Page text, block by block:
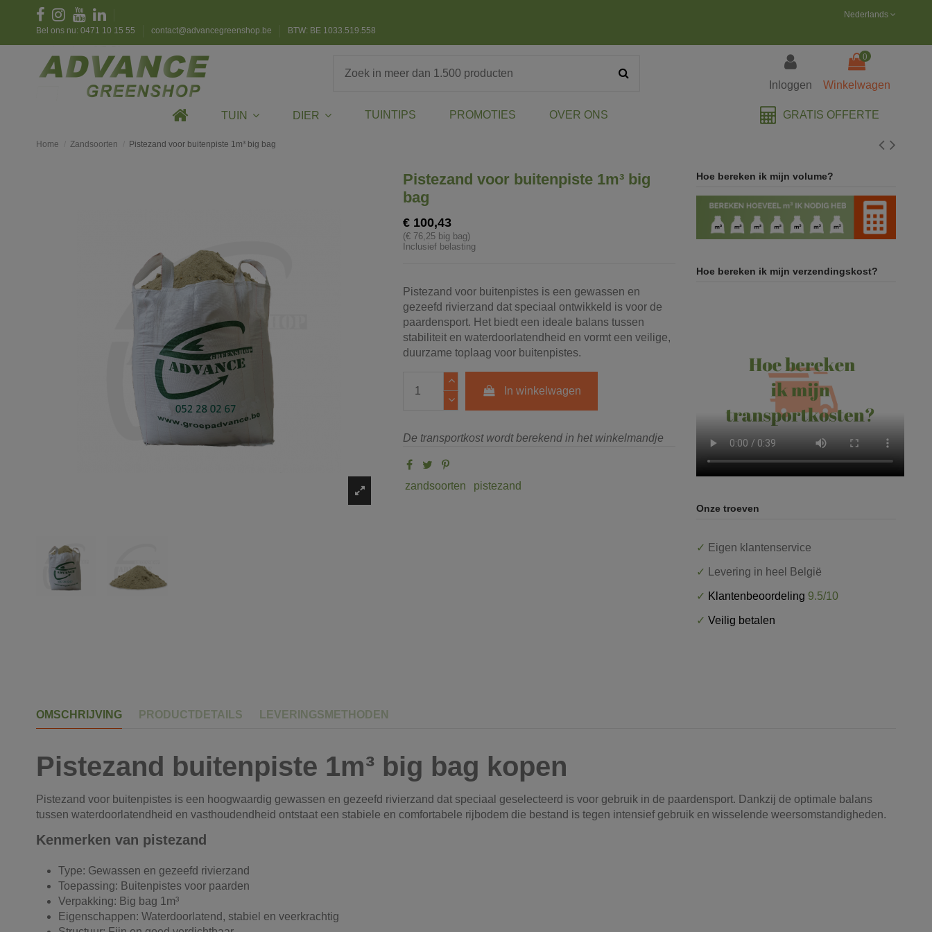
Bel ons nu: 0471 10 15 55 contact@advancegreenshop.be BTW: BE 1033.519.558
Nederlands
Inloggen
0
Winkelwagen
TUIN DIER TUINTIPS PROMOTIES OVER ONS GRATIS OFFERTE
Home Zandsoorten Pistezand voor buitenpiste 1m³ big bag
Pistezand voor buitenpiste 1m³ big
bag
€ 100,43
(€ 76,25 big bag)
Inclusief belasting
Pistezand voor buitenpistes is een gewassen en
gezeefd rivierzand dat speciaal ontwikkeld is voor de
paardensport. Het biedt een ideale balans tussen
stabiliteit en waterdoorlatendheid en vormt een veilige,
duurzame toplaag voor buitenpistes.
In winkelwagen
De transportkost wordt berekend in het winkelmandje
zandsoorten pistezand
Hoe bereken ik mijn volume?
Hoe bereken ik mijn verzendingskost?
Onze troeven
✓ Eigen klantenservice
✓ Levering in heel België
✓ Klantenbeoordeling 9.5/10
✓Veilig betalen
OMSCHRIJVING PRODUCTDETAILS LEVERINGSMETHODEN
Pistezand buitenpiste 1m³ big bag kopen
Pistezand voor buitenpistes is een hoogwaardig gewassen en gezeefd rivierzand dat speciaal geselecteerd is voor gebruik in de paardensport. Dankzij de optimale balans
tussen waterdoorlatendheid en vasthoudendheid ontstaat een stabiele en comfortabele rijbodem die bestand is tegen intensief gebruik en wisselende weersomstandigheden.
Kenmerken van pistezand
Type: Gewassen en gezeefd rivierzand
Toepassing: Buitenpistes voor paarden
Verpakking: Big bag 1m³
Eigenschappen: Waterdoorlatend, stabiel en veerkrachtig